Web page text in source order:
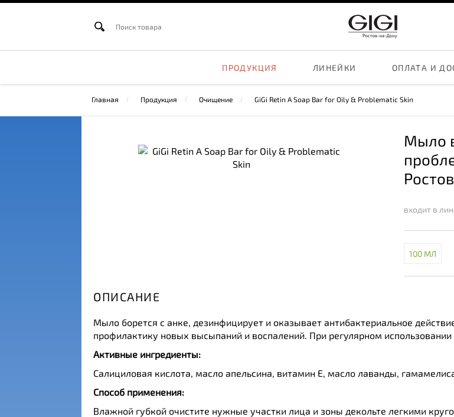
ПРОДУКЦИЯ ЛИНЕЙКИ ОПЛАТА И
Главная Продукция Очищение GiGi Retin A Soap Bar for Oily & Problematic Skin
Мыло
входит в
100 МЛ
ОПИСАНИЕ
Мыло борется с анке, дезинфицирует и оказывает антибактериальное
профилактику новых высыпаний и воспалений. При регулярном
Активные ингредиенты:
Салициловая кислота, масло апельсина, витамин Е, масло лаванды,
Способ применения:
Влажной губкой очистите нужные участки лица и зоны декольте легкими